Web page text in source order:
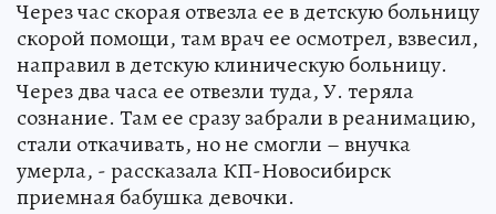
Через час скорая отвезла ее в детскую больницу
скорой помощи, там врач ее осмотрел, взвесил,
направил в детскую клиническую больницу.
Через два часа ее отвезли туда, У. теряла
сознание. Там ее сразу забрали в реанимацию,
стали откачивать, но не смогли – внучка
умерла, - рассказала КП-Новосибирск
приемная бабушка девочки.